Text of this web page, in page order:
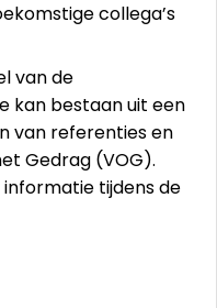
collega’s
van de
kan bestaan uit een
van referenties en
Gedrag (VOG).
tijdens de